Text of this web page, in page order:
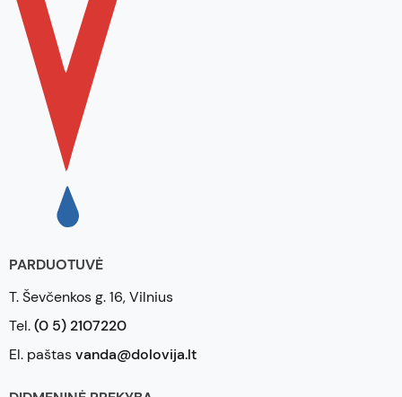
PARDUOTUVĖ
T. Ševčenkos g. 16, Vilnius
Tel.(0 5) 2107220
El. paštasvanda@dolovija.lt